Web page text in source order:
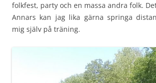
folkfest, party och en massa andra folk.
Annars kan jag lika gärna springa
mig själv på träning.